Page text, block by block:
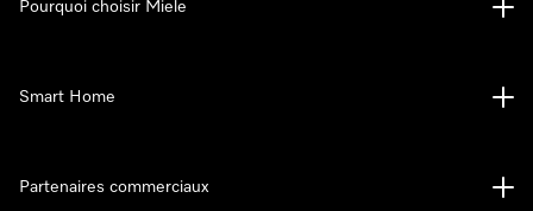
Pourquoi choisir Miele
Smart Home
Partenaires commerciaux